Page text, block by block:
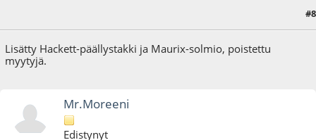
#8
Lisätty Hackett-päällystakki ja Maurix-solmio, poistettu
myytyjä.
Mr.Moreeni
Edistynyt